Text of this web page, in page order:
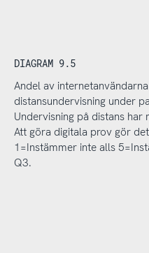
DIAGRAM 9.5
Andel av
distansundervisning under
Undervisning på distans
Att göra digitala prov gör
1=Instämmer inte alls
Q3.